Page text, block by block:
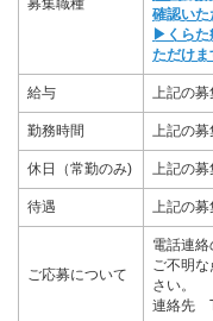
募集職種
確認いた
▶くらた
ただけま
給与 上記の募
勤務時間 上記の募
休日（常勤のみ) 上記の募
待遇 上記の募
ご応募について
電話連絡
ご不明
さい。
連絡先